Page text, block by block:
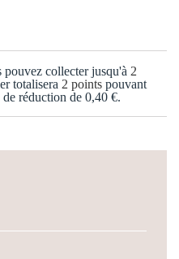
collecter jusqu'à 2
totalisera 2 points pouvant
réduction de 0,40 €.